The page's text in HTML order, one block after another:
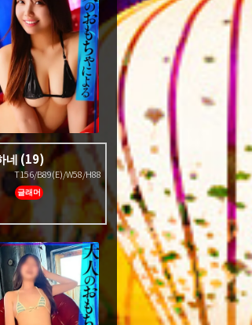
네(19)
T156/B89(E)/W58/H88
글래머